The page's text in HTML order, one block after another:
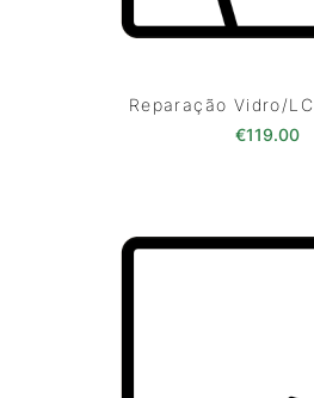
Reparação Vidro/
€119.00